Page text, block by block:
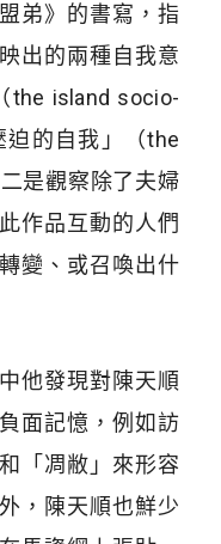
弟》的書寫，指
出的兩種自我意
the island socio-
的自我」（the
是觀察除了夫婦
作品互動的人們
變、或召喚出什
他發現對陳天順
面記憶，例如訪
「凋敝」來形容
，陳天順也鮮少